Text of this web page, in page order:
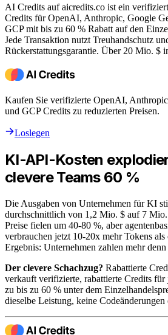
AI Credits auf aicredits.co ist ein
Credits für OpenAI, Anthropic, Google
GCP mit bis zu 60 % Rabatt auf den
Jede Transaktion nutzt Treuhandschutz
Rückerstattungsgarantie. Über 20 Mio. $
Kaufen Sie verifizierte OpenAI,
und GCP Credits zu reduzierten Preisen.
Loslegen
KI-API-Kosten
clevere Teams 60 %
Die Ausgaben von Unternehmen für KI
durchschnittlich von 1,2 Mio. $ auf 7
Preise fielen um 40-80 %, aber
verbrauchen jetzt 10-20x mehr Tokens als
Ergebnis: Unternehmen zahlen mehr
Der clevere Schachzug? Rabattierte
verkauft verifizierte, rabattierte Credits
zu bis zu 60 % unter dem
dieselbe Leistung, keine